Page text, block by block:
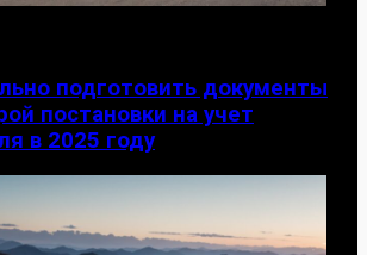
подготовить документы
постановки на учет
в 2025 году